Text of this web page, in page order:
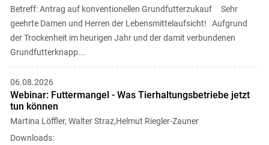
Betreff: Antrag auf konventionellen Grundfutterzukauf Sehr
geehrte Damen und Herren der Lebensmittelaufsicht! Aufgrund
der Trockenheit im heurigen Jahr und der damit verbundenen
Grundfutterknapp...
Webinar: Futtermangel - Was Tierhaltungsbetriebe jetzt
tun können
Martina Löffler, Walter Straz,Helmut Riegler-Zauner
Downloads:
06.08.2026